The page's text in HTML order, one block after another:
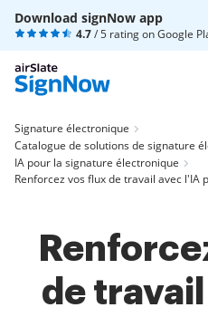
Download signNow app
4.7/ 5 rating onGoogle
Signature électronique
Catalogue de solutions de signature
IA pour la signature électronique
Renforcez vos flux de travail avec
de